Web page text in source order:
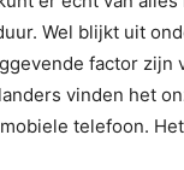
Wel blijkt uit
factor zijn
vinden het
telefoon.